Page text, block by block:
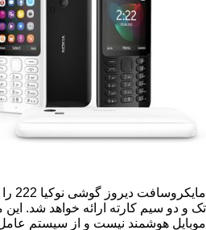
مایکروسافت دیروز
کارته ارائه خواهد شد. این